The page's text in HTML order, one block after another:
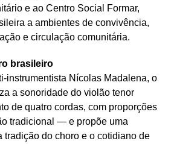
e ao Centro Social Formar,
a ambientes de convivência,
e circulação comunitária.
brasileiro
instrumentista Nícolas Madalena, o
a sonoridade do violão tenor
de quatro cordas, com proporções
tradicional — e propõe uma
tradição do choro e o cotidiano de